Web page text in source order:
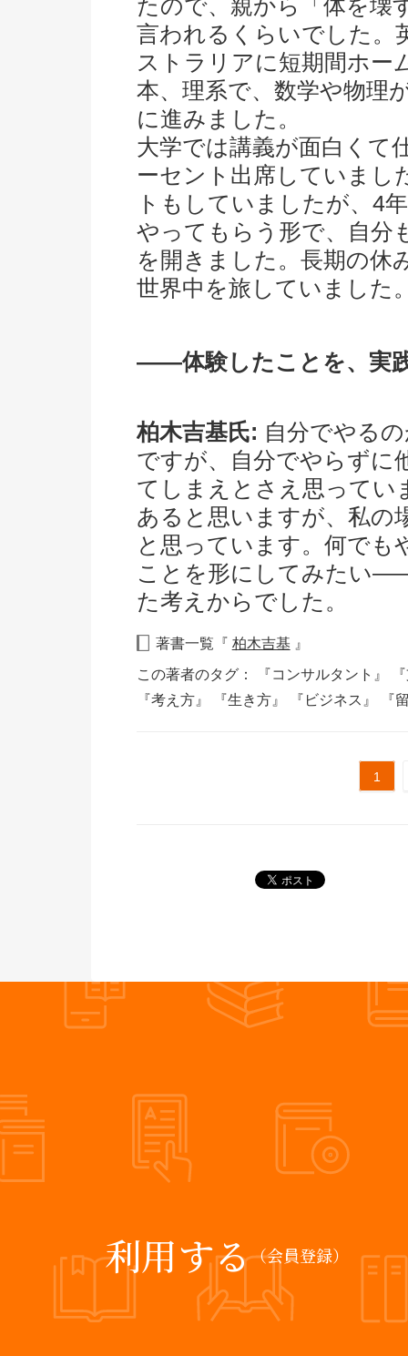
たので、親から「体を壊
言われるくらいでした。
ストラリアに短期間ホー
本、理系で、数学や物理
に進みました。
大学では講義が面白くて
ーセント出席していまし
トもしていましたが、4
やってもらう形で、自分
を開きました。長期の休
世界中を旅していました
――体験したことを、実
柏木吉基氏: 自分でやる
ですが、自分でやらずに
てしまえとさえ思ってい
あると思いますが、私の
と思っています。何でも
ことを形にしてみたい
た考えからでした。
著書一覧『 柏木吉基 』
この著者のタグ：
『コンサルタント』
『考え方』
『生き方』 『ビジネス』 『
1
利用する（会員登録）